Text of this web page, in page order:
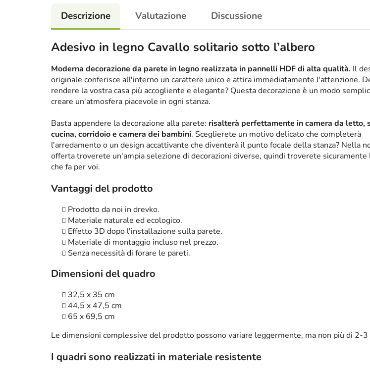
Descrizione Valutazione Discussione
Adesivo in legno Cavallo solitario sotto l’albero
Moderna decorazione da parete in legno realizzata in pannelli HDF di alta qualità. Il
originale conferisce all'interno un carattere unico e attira immediatamente l'attenzione.
rendere la vostra casa più accogliente e elegante? Questa decorazione è un modo
creare un'atmosfera piacevole in ogni stanza.
Basta appendere la decorazione alla parete: risalterà perfettamente in camera da letto,
cucina, corridoio e camera dei bambini. Sceglierete un motivo delicato che completerà
l'arredamento o un design accattivante che diventerà il punto focale della stanza? Nella
offerta troverete un'ampia selezione di decorazioni diverse, quindi troverete
che fa per voi.
Vantaggi del prodotto
Prodotto da noi in drevko.
Materiale naturale ed ecologico.
Effetto 3D dopo l'installazione sulla parete.
Materiale di montaggio incluso nel prezzo.
Senza necessità di forare le pareti.
Dimensioni del quadro
32,5 x 35 cm
44,5 x 47,5 cm
65 x 69,5 cm
Le dimensioni complessive del prodotto possono variare leggermente, ma non più di 2-3
I quadri sono realizzati in materiale resistente